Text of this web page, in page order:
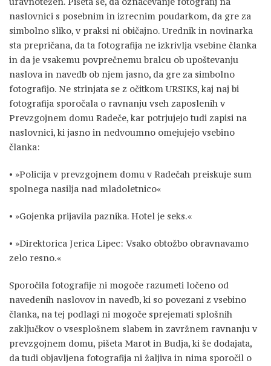
naslovnici s posebnim in izrecnim poudarkom, da gre za
simbolno sliko, v praksi ni običajno. Urednik in novinarka
sta prepričana, da ta fotografija ne izkrivlja vsebine članka
in da je vsakemu povprečnemu bralcu ob upoštevanju
naslova in navedb ob njem jasno, da gre za simbolno
fotografijo. Ne strinjata se z očitkom URSIKS, kaj naj bi
fotografija sporočala o ravnanju vseh zaposlenih v
Prevzgojnem domu Radeče, kar potrjujejo tudi zapisi na
naslovnici, ki jasno in nedvoumno omejujejo vsebino
članka:
• »Policija v prevzgojnem domu v Radečah preiskuje sum
spolnega nasilja nad mladoletnico«
• »Gojenka prijavila paznika. Hotel je seks.«
• »Direktorica Jerica Lipec: Vsako obtožbo obravnavamo
zelo resno.«
Sporočila fotografije ni mogoče razumeti ločeno od
navedenih naslovov in navedb, ki so povezani z vsebino
članka, na tej podlagi ni mogoče sprejemati splošnih
zaključkov o vsesplošnem slabem in zavržnem ravnanju v
prevzgojnem domu, pišeta Marot in Budja, ki še dodajata,
da tudi objavljena fotografija ni žaljiva in nima sporočil o